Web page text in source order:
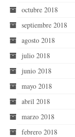
octubre 2018
septiembre 2018
agosto 2018
julio 2018
junio 2018
mayo 2018
abril 2018
marzo 2018
febrero 2018